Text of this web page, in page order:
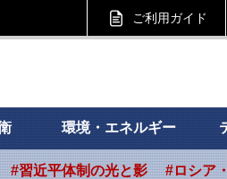
ご利用ガイド
ーサイト
環境・エネルギー
#習近平体制の光と影 #ロシア